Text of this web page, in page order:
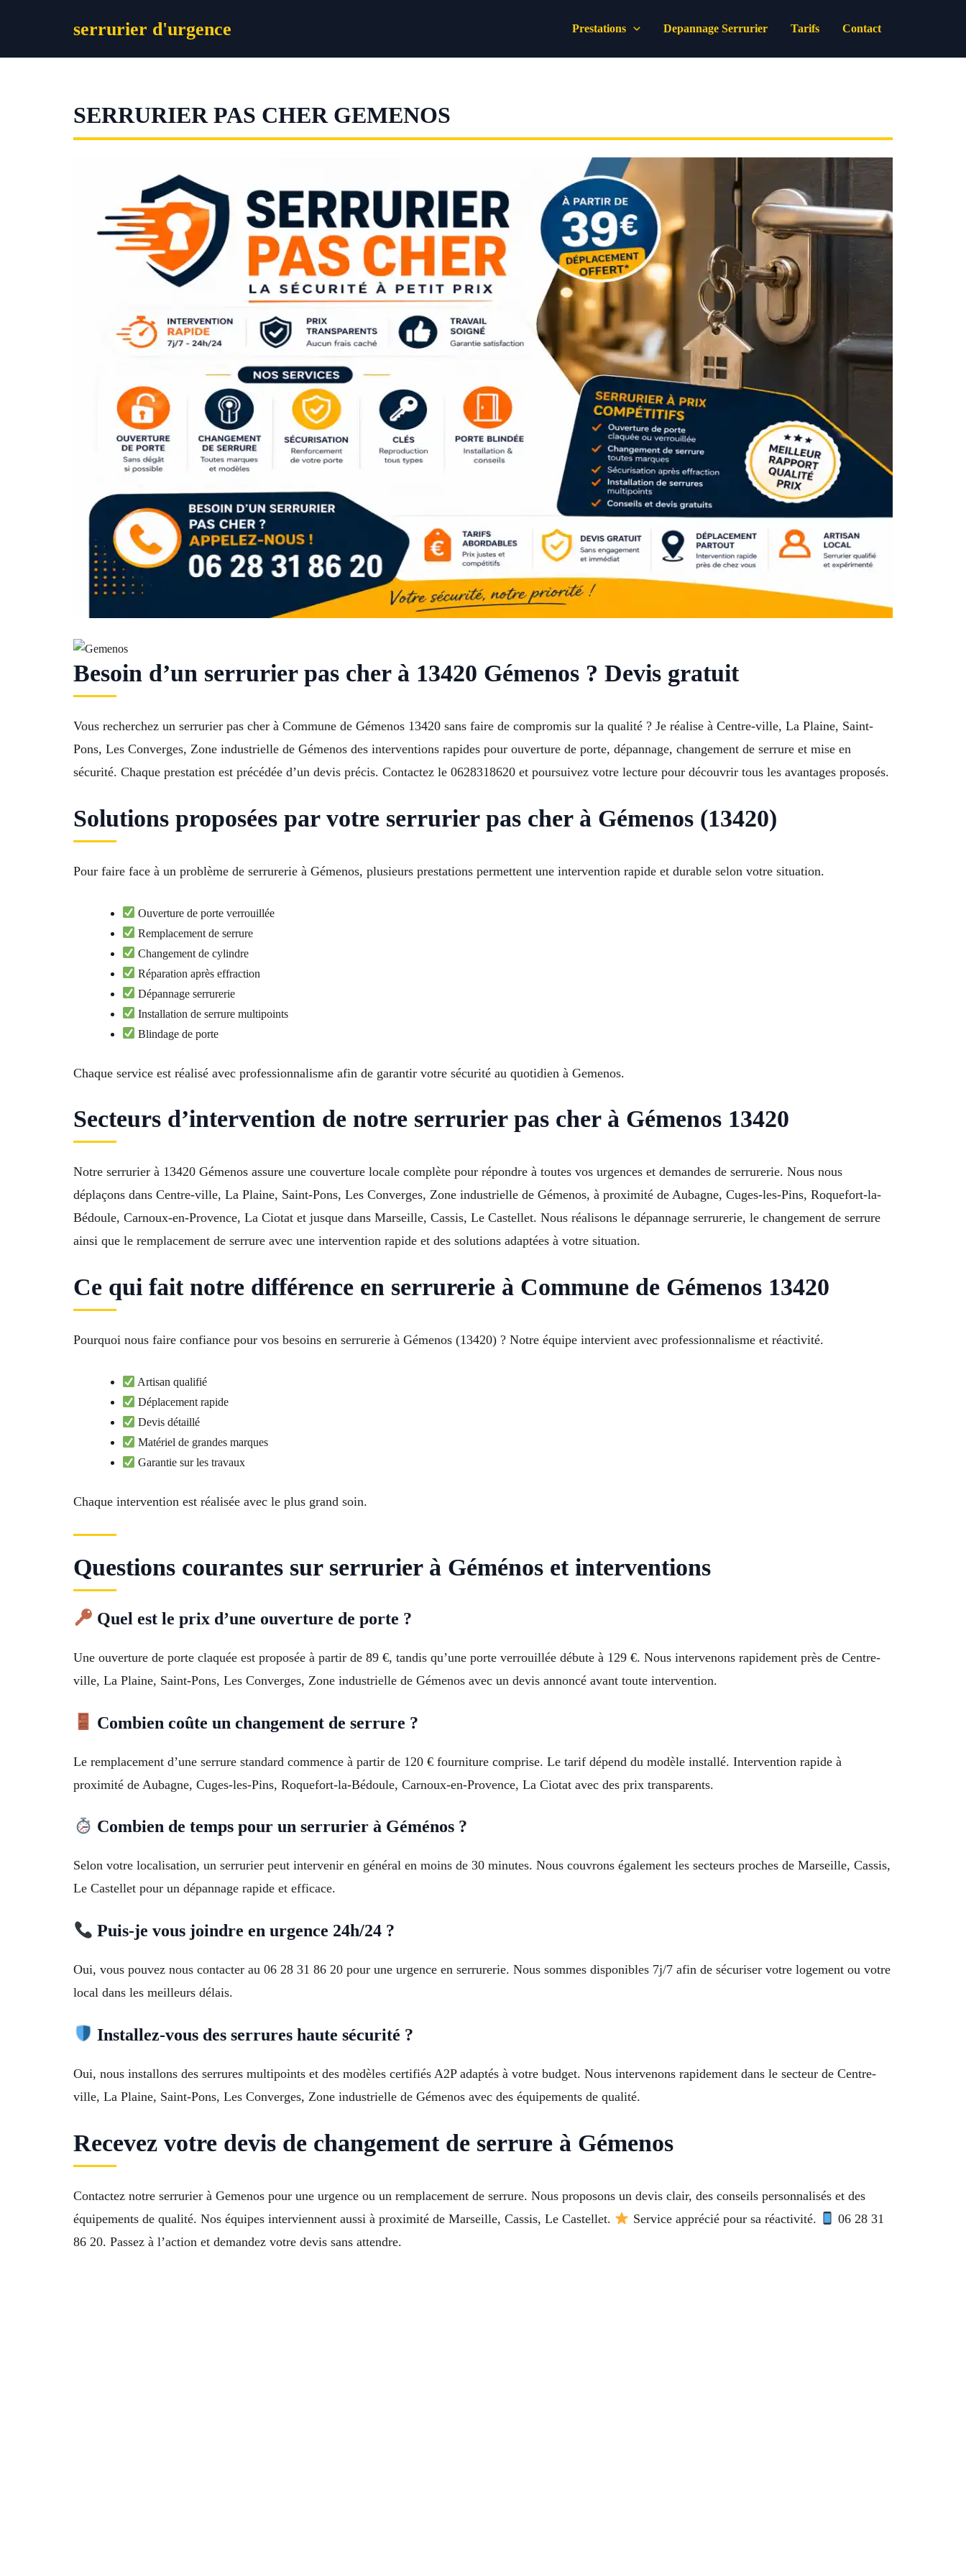
serrurier d'urgence Prestations Depannage Serrurier Tarifs Contact
SERRURIER PAS CHER GEMENOS
Besoin d’un serrurier pas cher à 13420 Gémenos ? Devis gratuit
Vous recherchez un serrurier pas cher à Commune de Gémenos 13420 sans faire de compromis sur la qualité ? Je réalise à Centre-ville, La Plaine, Saint-
Pons, Les Converges, Zone industrielle de Gémenos des interventions rapides pour ouverture de porte, dépannage, changement de serrure et mise en
sécurité. Chaque prestation est précédée d’un devis précis. Contactez le 0628318620 et poursuivez votre lecture pour découvrir tous les avantages proposés.
Solutions proposées par votre serrurier pas cher à Gémenos (13420)
Pour faire face à un problème de serrurerie à Gémenos, plusieurs prestations permettent une intervention rapide et durable selon votre situation.
Ouverture de porte verrouillée
Remplacement de serrure
Changement de cylindre
Réparation après effraction
Dépannage serrurerie
Installation de serrure multipoints
Blindage de porte
Chaque service est réalisé avec professionnalisme afin de garantir votre sécurité au quotidien à Gemenos.
Secteurs d’intervention de notre serrurier pas cher à Gémenos 13420
Notre serrurier à 13420 Gémenos assure une couverture locale complète pour répondre à toutes vos urgences et demandes de serrurerie. Nous nous
déplaçons dans Centre-ville, La Plaine, Saint-Pons, Les Converges, Zone industrielle de Gémenos, à proximité de Aubagne, Cuges-les-Pins, Roquefort-la-
Bédoule, Carnoux-en-Provence, La Ciotat et jusque dans Marseille, Cassis, Le Castellet. Nous réalisons le dépannage serrurerie, le changement de serrure
ainsi que le remplacement de serrure avec une intervention rapide et des solutions adaptées à votre situation.
Ce qui fait notre différence en serrurerie à Commune de Gémenos 13420
Pourquoi nous faire confiance pour vos besoins en serrurerie à Gémenos (13420) ? Notre équipe intervient avec professionnalisme et réactivité.
Artisan qualifié
Déplacement rapide
Devis détaillé
Matériel de grandes marques
Garantie sur les travaux
Chaque intervention est réalisée avec le plus grand soin.
Questions courantes sur serrurier à Géménos et interventions
Quel est le prix d’une ouverture de porte ?
Une ouverture de porte claquée est proposée à partir de 89 €, tandis qu’une porte verrouillée débute à 129 €. Nous intervenons rapidement près de Centre-
ville, La Plaine, Saint-Pons, Les Converges, Zone industrielle de Gémenos avec un devis annoncé avant toute intervention.
Combien coûte un changement de serrure ?
Le remplacement d’une serrure standard commence à partir de 120 € fourniture comprise. Le tarif dépend du modèle installé. Intervention rapide à
proximité de Aubagne, Cuges-les-Pins, Roquefort-la-Bédoule, Carnoux-en-Provence, La Ciotat avec des prix transparents.
Combien de temps pour un serrurier à Géménos ?
Selon votre localisation, un serrurier peut intervenir en général en moins de 30 minutes. Nous couvrons également les secteurs proches de Marseille, Cassis,
Le Castellet pour un dépannage rapide et efficace.
Puis-je vous joindre en urgence 24h/24 ?
Oui, vous pouvez nous contacter au 06 28 31 86 20 pour une urgence en serrurerie. Nous sommes disponibles 7j/7 afin de sécuriser votre logement ou votre
local dans les meilleurs délais.
Installez-vous des serrures haute sécurité ?
Oui, nous installons des serrures multipoints et des modèles certifiés A2P adaptés à votre budget. Nous intervenons rapidement dans le secteur de Centre-
ville, La Plaine, Saint-Pons, Les Converges, Zone industrielle de Gémenos avec des équipements de qualité.
Recevez votre devis de changement de serrure à Gémenos
Contactez notre serrurier à Gemenos pour une urgence ou un remplacement de serrure. Nous proposons un devis clair, des conseils personnalisés et des
équipements de qualité. Nos équipes interviennent aussi à proximité de Marseille, Cassis, Le Castellet.
Service apprécié pour sa réactivité.
06 28 31
86 20. Passez à l’action et demandez votre devis sans attendre.